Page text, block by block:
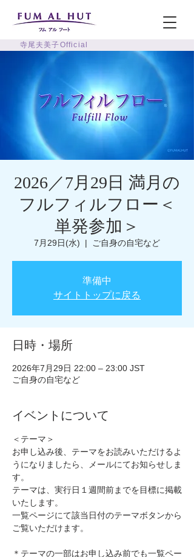
寺尾夫美子Official
2026／7月29日 満月の
フルフィルフロー＜
単発参加＞
7月29日(水)
  |
ご自身の自宅など
準備中
サイトトップに戻る
日時・場所
2026年7月29日 22:00 – 23:00 JST
ご自身の自宅など
イベントについて
＜テーマ＞
お申し込み後、テーマをお読みいただけるよ
うになりましたら、メールにてお知らせしま
す。
テーマは、実行日１週間前までを目標に掲載
いたします。
一覧ページにて該当日付のテーマボタンから
ご覧いただけます。
＊テーマの一部はお申し込み前でも一覧ペー